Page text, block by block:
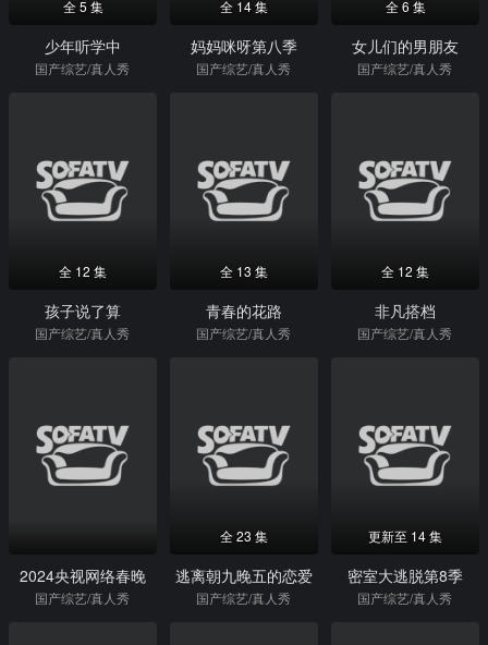
全 5 集
少年听学中
国产综艺/真人秀
全 14 集
妈妈咪呀第八季
国产综艺/真人秀
全 6 集
女儿们的男朋友
国产综艺/真人秀
全 12 集
孩子说了算
国产综艺/真人秀
全 13 集
青春的花路
国产综艺/真人秀
全 12 集
非凡搭档
国产综艺/真人秀
2024央视网络春晚
国产综艺/真人秀
全 23 集
逃离朝九晚五的恋爱
国产综艺/真人秀
更新至 14 集
密室大逃脱第8季
国产综艺/真人秀